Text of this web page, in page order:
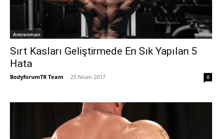
Antrenman
Sırt Kasları Geliştirmede En Sık Yapılan 5
Hata
BodyforumTR Team - 25 Nisan 2017 0